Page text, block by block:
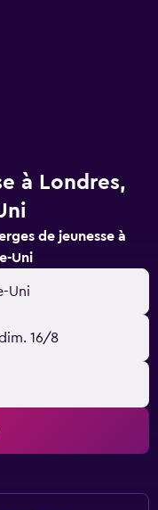
à Londres,
de jeunesse à
Uni
Uni
16/8